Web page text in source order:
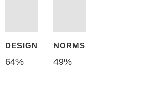
DESIGN
64%
NORMS
49%